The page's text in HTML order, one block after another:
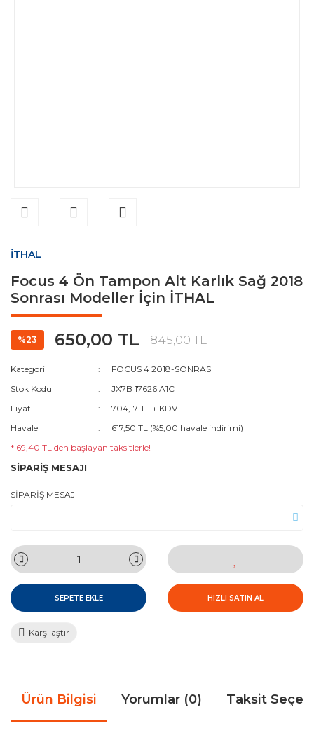
İTHAL
Focus 4 Ön Tampon Alt Karlık Sağ 2018
Sonrası Modeller İçin İTHAL
%23 650,00 TL 845,00 TL
Kategori
FOCUS 4 2018-SONRASI
Stok Kodu
JX7B 17626 A1C
Fiyat
704,17 TL + KDV
Havale
617,50 TL (%5,00 havale indirimi)
* 69,40 TL den başlayan taksitlerle!
SİPARİŞ MESAJI
SİPARİŞ MESAJI
SEPETE EKLE HIZLI SATIN AL
Karşılaştır
Ürün Bilgisi Yorumlar (0) Taksit